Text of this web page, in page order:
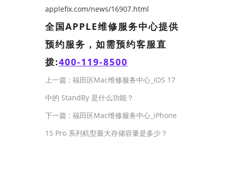
applefix.com/news/16907.html
全国APPLE维修服务中心提供
预约服务，如需预约客服直
拨:400-119-8500
上一篇 : 福田区Mac维修服务中心_iOS 17
中的 StandBy 是什么功能？
下一篇 : 福田区Mac维修服务中心_iPhone
15 Pro 系列机型最大存储容量是多少？